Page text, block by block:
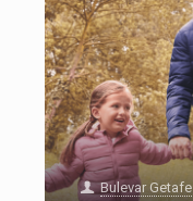
Bulevar Getafe